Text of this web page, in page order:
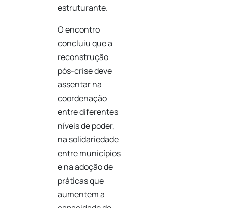
estruturante.
O encontro
concluiu que a
reconstrução
pós-crise deve
assentar na
coordenação
entre diferentes
níveis de poder,
na solidariedade
entre municípios
e na adoção de
práticas que
aumentem a